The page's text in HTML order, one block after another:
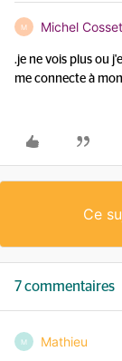
M Michel
.je ne vois plus ou
me connecte à
Ce
7 commentaires
M Mathieu